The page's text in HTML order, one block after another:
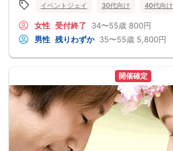
イベントジェイ 30代向け 40代向け
女性 受付終了 34〜55歳 800円
男性 残りわずか 35〜55歳 5,800円
開催確定